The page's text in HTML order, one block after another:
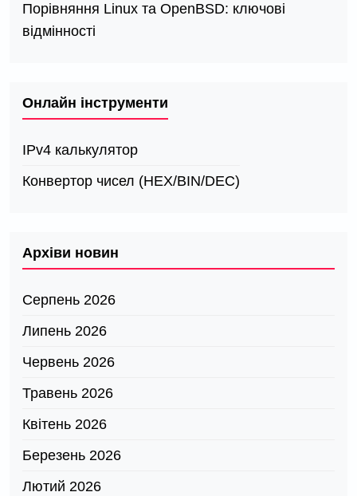
Порівняння Linux та OpenBSD: ключові
відмінності
Онлайн інструменти
IPv4 калькулятор
Конвертор чисел (HEX/BIN/DEC)
Архіви новин
Серпень 2026
Липень 2026
Червень 2026
Травень 2026
Квітень 2026
Березень 2026
Лютий 2026